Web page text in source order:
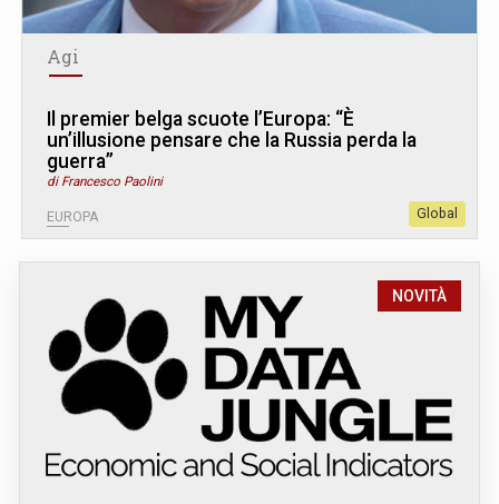
Agi
Il premier belga scuote l’Europa: “È
un’illusione pensare che la Russia perda la
guerra”
di Francesco Paolini
EUROPA Global
NOVITÀ